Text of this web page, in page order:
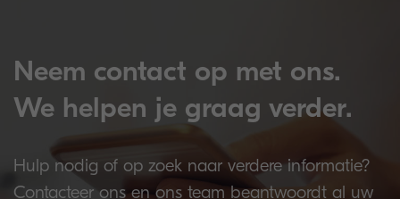
Neem contact op met ons.
We helpen je graag verder.
Hulp nodig of op zoek naar verdere informatie?
Contacteer ons en ons team beantwoordt al uw